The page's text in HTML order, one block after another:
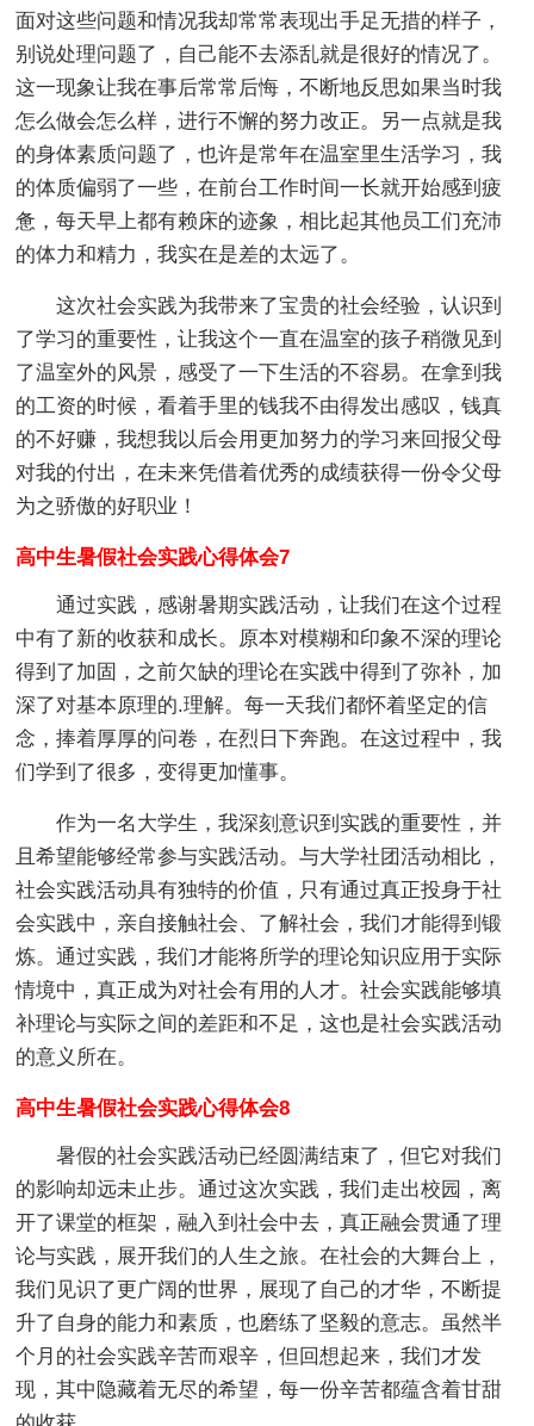
面对这些问题和情况我却常常表现出手足无措的样子，
别说处理问题了，自己能不去添乱就是很好的情况了。
这一现象让我在事后常常后悔，不断地反思如果当时我
怎么做会怎么样，进行不懈的努力改正。另一点就是我
的身体素质问题了，也许是常年在温室里生活学习，我
的体质偏弱了一些，在前台工作时间一长就开始感到疲
惫，每天早上都有赖床的迹象，相比起其他员工们充沛
的体力和精力，我实在是差的太远了。
这次社会实践为我带来了宝贵的社会经验，认识到
了学习的重要性，让我这个一直在温室的孩子稍微见到
了温室外的风景，感受了一下生活的不容易。在拿到我
的工资的时候，看着手里的钱我不由得发出感叹，钱真
的不好赚，我想我以后会用更加努力的学习来回报父母
对我的付出，在未来凭借着优秀的成绩获得一份令父母
为之骄傲的好职业！
高中生暑假社会实践心得体会7
通过实践，感谢暑期实践活动，让我们在这个过程
中有了新的收获和成长。原本对模糊和印象不深的理论
得到了加固，之前欠缺的理论在实践中得到了弥补，加
深了对基本原理的.理解。每一天我们都怀着坚定的信
念，捧着厚厚的问卷，在烈日下奔跑。在这过程中，我
们学到了很多，变得更加懂事。
作为一名大学生，我深刻意识到实践的重要性，并
且希望能够经常参与实践活动。与大学社团活动相比，
社会实践活动具有独特的价值，只有通过真正投身于社
会实践中，亲自接触社会、了解社会，我们才能得到锻
炼。通过实践，我们才能将所学的理论知识应用于实际
情境中，真正成为对社会有用的人才。社会实践能够填
补理论与实际之间的差距和不足，这也是社会实践活动
的意义所在。
高中生暑假社会实践心得体会8
暑假的社会实践活动已经圆满结束了，但它对我们
的影响却远未止步。通过这次实践，我们走出校园，离
开了课堂的框架，融入到社会中去，真正融会贯通了理
论与实践，展开我们的人生之旅。在社会的大舞台上，
我们见识了更广阔的世界，展现了自己的才华，不断提
升了自身的能力和素质，也磨练了坚毅的意志。虽然半
个月的社会实践辛苦而艰辛，但回想起来，我们才发
现，其中隐藏着无尽的希望，每一份辛苦都蕴含着甘甜